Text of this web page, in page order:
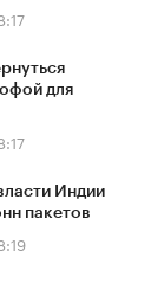
для
Индии
пакетов